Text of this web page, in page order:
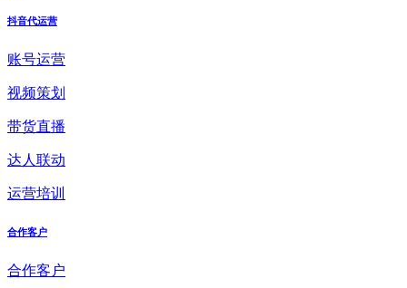
抖音代运营
账号运营
视频策划
带货直播
达人联动
运营培训
合作客户
合作客户